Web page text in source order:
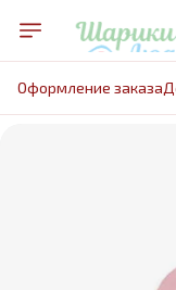
Оформление заказа